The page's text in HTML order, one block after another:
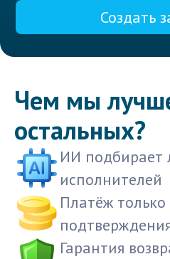
Создать
Чем мы
остальных?
ИИ подбирает
исполнителей
Платёж только
Гарантия